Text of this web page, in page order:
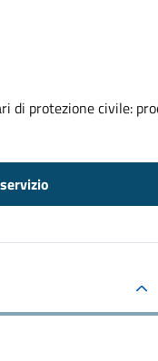
di protezione civile: